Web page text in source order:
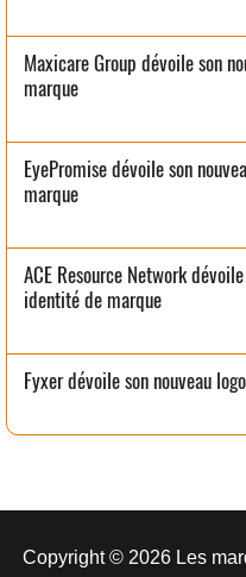
Maxicare Group dévoile son
marque
EyePromise dévoile son
marque
ACE Resource Network
identité de marque
Fyxer dévoile son nouveau
Copyright © 2026 Les